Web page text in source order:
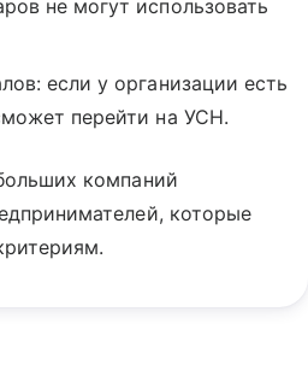
не могут использовать
если у организации есть
перейти на УСН.
компаний
которые